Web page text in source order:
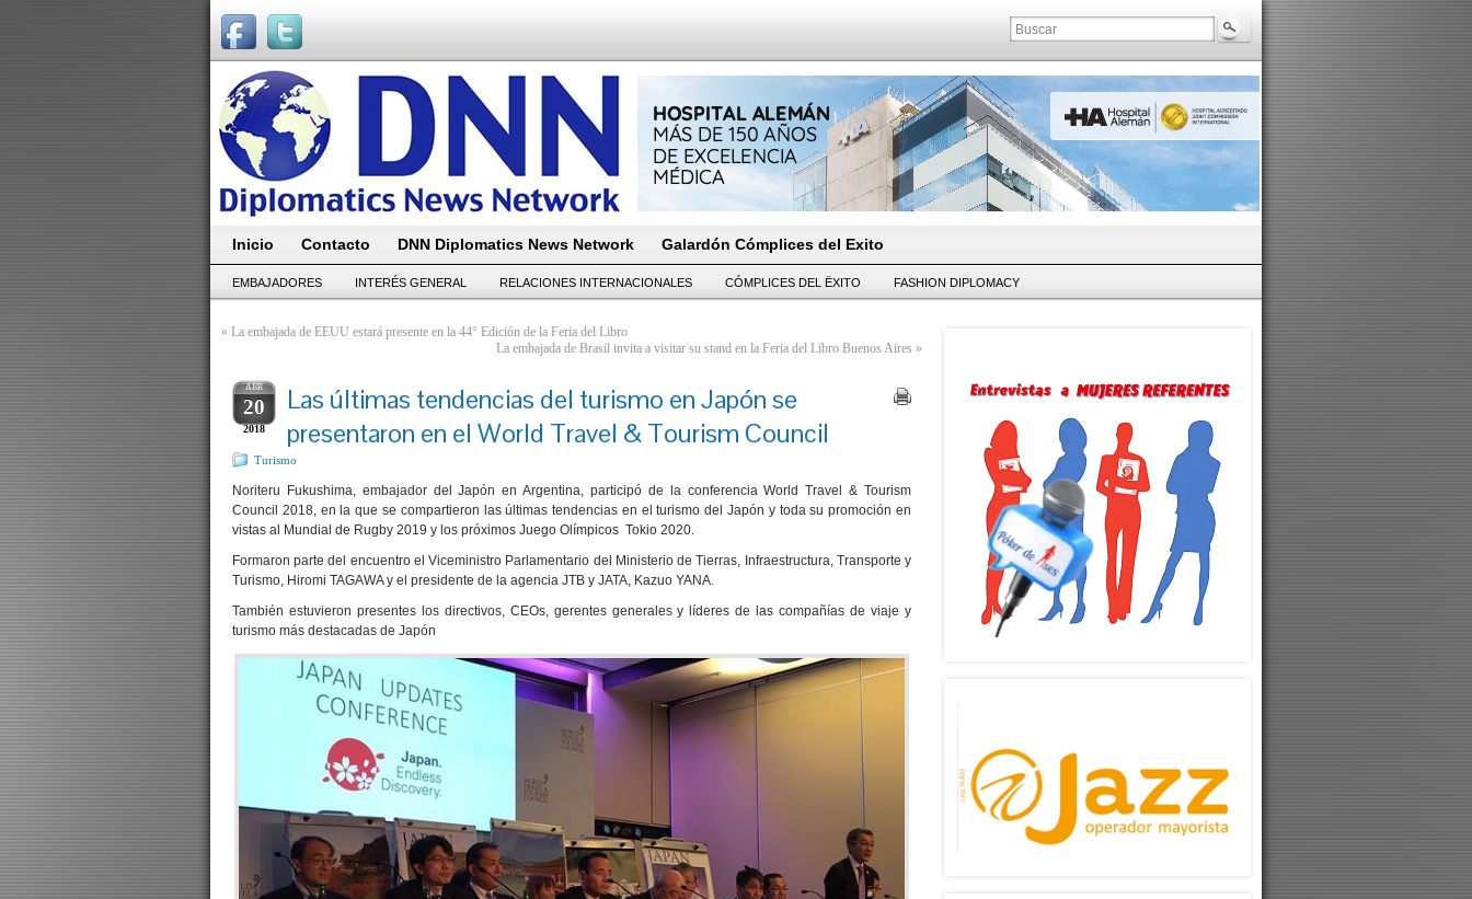
Inicio Contacto DNN Diplomatics News Network Galardón Cómplices del Exito
EMBAJADORES INTERÉS GENERAL RELACIONES INTERNACIONALES CÓMPLICES DEL ËXITO FASHION DIPLOMACY
« La embajada de EEUU estará presente en la 44° Edición de la Feria del Libro
La embajada de Brasil invita a visitar su stand en la Feria del Libro Buenos Aires »
ABR
20
2018
Las últimas tendencias del turismo en Japón se
presentaron en el World Travel & Tourism Council
Turismo
Noriteru Fukushima, embajador del Japón en Argentina, participó de la conferencia World Travel & Tourism
Council 2018, en la que se compartieron las últimas tendencias en el turismo del Japón y toda su promoción en
vistas al Mundial de Rugby 2019 y los próximos Juego Olímpicos Tokio 2020.
Formaron parte del encuentro el Viceministro Parlamentario del Ministerio de Tierras, Infraestructura, Transporte y
Turismo, Hiromi TAGAWA y el presidente de la agencia JTB y JATA, Kazuo YANA.
También estuvieron presentes los directivos, CEOs, gerentes generales y líderes de las compañías de viaje y
turismo más destacadas de Japón